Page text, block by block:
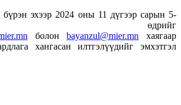
эхээр 2024 оны 11 дүгээр сарын 5-
болонbayanzul@mier.mn хаягаар
хангасан илтгэлүүдийг эмхэтгэл